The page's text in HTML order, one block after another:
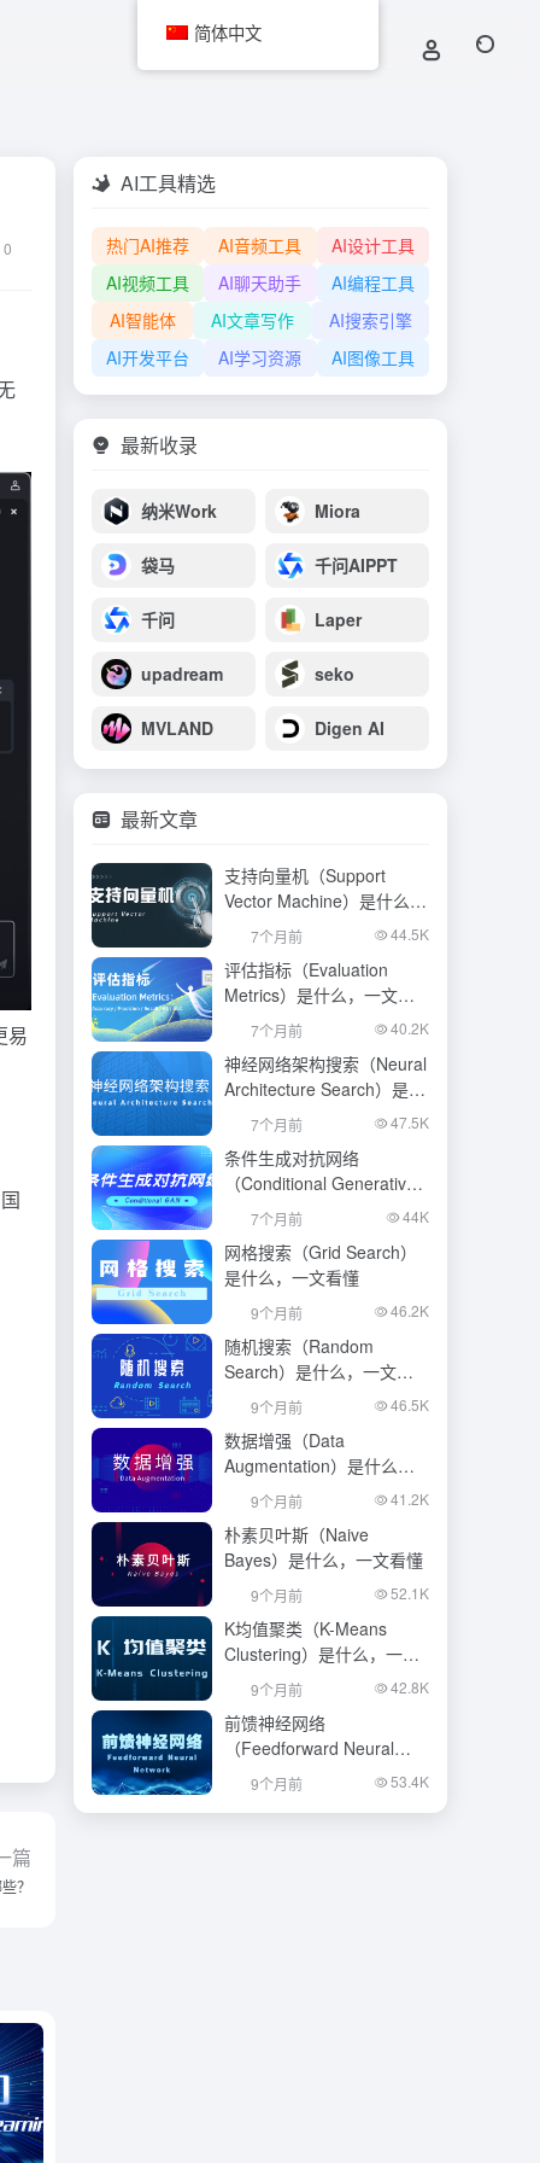
0
易
篇
？
AI工具精选
热门AI推荐 AI音频工具
AI设计工具
AI视频工具
AI聊天助手
AI编程工具
AI智能体
AI文章写作
AI搜索引擎
AI开发平台
AI学习资源 AI图像工具
最新收录
纳米Work Miora
袋马 千问AIPPT
千问 Laper
upadream seko
MVLAND Digen AI
最新文章
支持向量机（Support
Vector Machine）是什么，
一文看懂
7个月前 44.5K
评估指标（Evaluation
Metrics）是什么，一文看
7个月前 40.2K
神经网络架构搜索（Neural
Architecture Search）是什
么，一文看懂
7个月前 47.5K
条件生成对抗网络
（Conditional Generative
Adversarial Network）是什
么，一文看懂
7个月前 44K
网格搜索（Grid Search）
是什么，一文看懂
9个月前 46.2K
随机搜索（Random
Search）是什么，一文看
9个月前 46.5K
数据增强（Data
Augmentation）是什么，
一文看懂
9个月前 41.2K
朴素贝叶斯（Naive
Bayes）是什么，一文看懂
9个月前 52.1K
K均值聚类（K-Means
Clustering）是什么，一文
看懂9个月前 42.8K
前馈神经网络
（Feedforward Neural
Network）是什么，一文看
9个月前 53.4K
简体中文